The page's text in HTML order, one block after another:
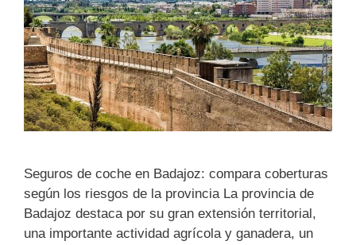
Seguros de coche en Badajoz: compara coberturas
según los riesgos de la provincia La provincia de
Badajoz destaca por su gran extensión territorial,
una importante actividad agrícola y ganadera, un